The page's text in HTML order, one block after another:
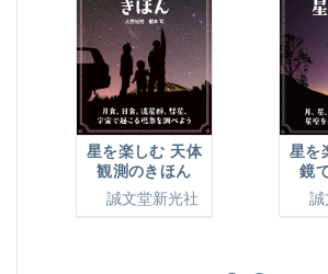
星を楽しむ 天体
観測のきほん
誠文堂新光社
星を楽しむ 双眼
鏡で星空観察
誠文堂新光社